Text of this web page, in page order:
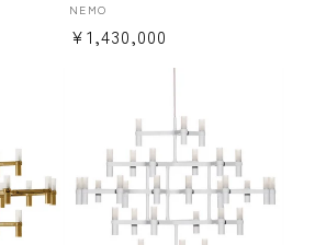
販
売
NEMO
通
¥1,430,000